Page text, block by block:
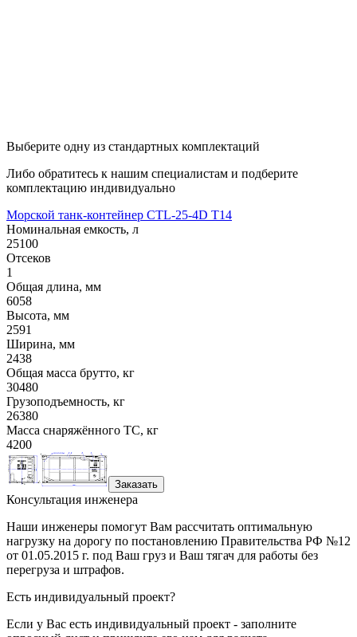
Выберите одну из стандартных комплектаций
Либо обратитесь к нашим специалистам и подберите
комплектацию индивидуально
Морской танк-контейнер CTL-25-4D T14
Номинальная емкость, л
25100
Отсеков
1
Общая длина, мм
6058
Высота, мм
2591
Ширина, мм
2438
Общая масса брутто, кг
30480
Грузоподъемность, кг
26380
Масса снаряжённого ТС, кг
4200
Заказать
Консультация инженера
Наши инженеры помогут Вам рассчитать оптимальную
нагрузку на дорогу по постановлению Правительства РФ №12
от 01.05.2015 г. под Ваш груз и Ваш тягач для работы без
перегруза и штрафов.
Есть индивидуальный проект?
Если у Вас есть индивидуальный проект - заполните